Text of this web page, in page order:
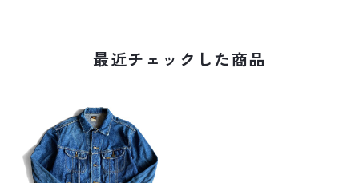
最近チェックした商品